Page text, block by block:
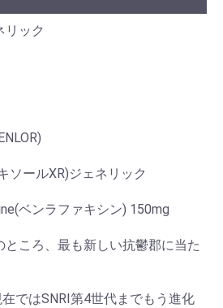
リック
ソールXR)ジェネリック
ベンラファキシン) 150mg
ところ、最も新しい抗鬱郡に当た
ではSNRI第4世代までもう進化